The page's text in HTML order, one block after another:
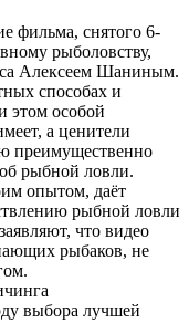
фильма, снятого 6-
рыболовству,
Алексеем Шаниным.
способах и
этом особой
а ценители
преимущественно
рыбной ловли.
опытом, даёт
рыбной ловли
что видео
рыбаков, не
выбора лучшей